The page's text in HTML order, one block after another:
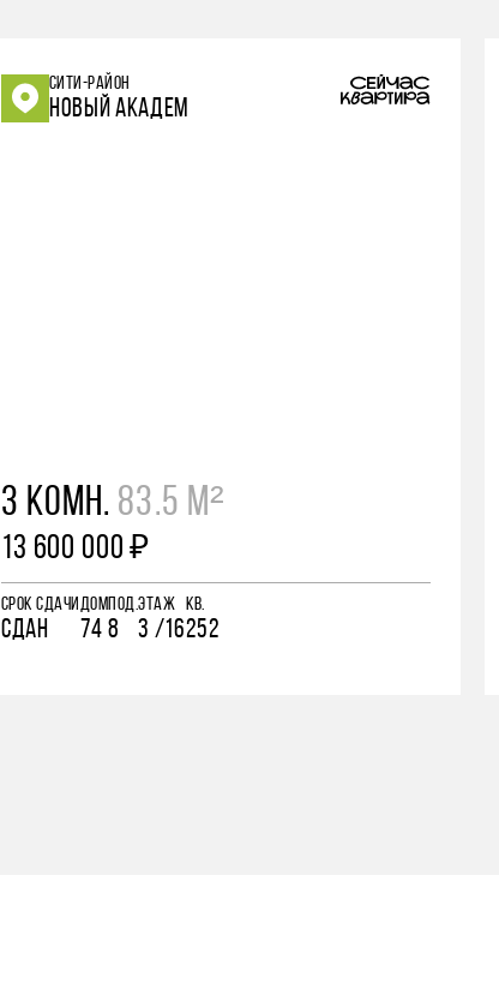
СИТИ-РАЙОН
НОВЫЙ АКАДЕМ
3 КОМН. 83.5 М²
13 600 000 ₽
СРОК СДАЧИ
СДАН
ДОМ
74
ПОД.
8
ЭТАЖ
3 /16
КВ.
252